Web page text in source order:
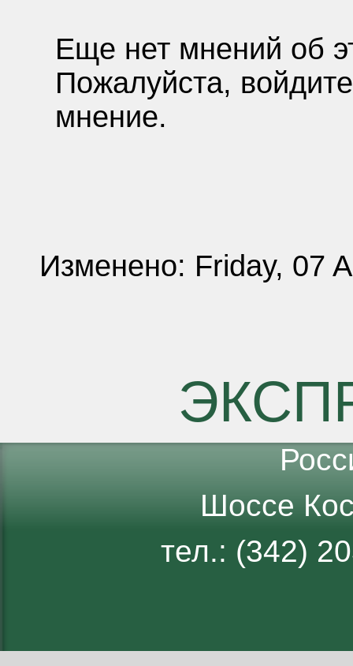
Еще нет мнений об
Пожалуйста,
мнение.
Изменено: Friday, 07
Шоссе
тел.: (342)